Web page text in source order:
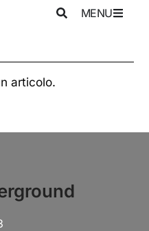
MENU
articolo.